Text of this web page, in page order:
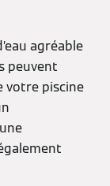
agréable
peuvent
votre piscine